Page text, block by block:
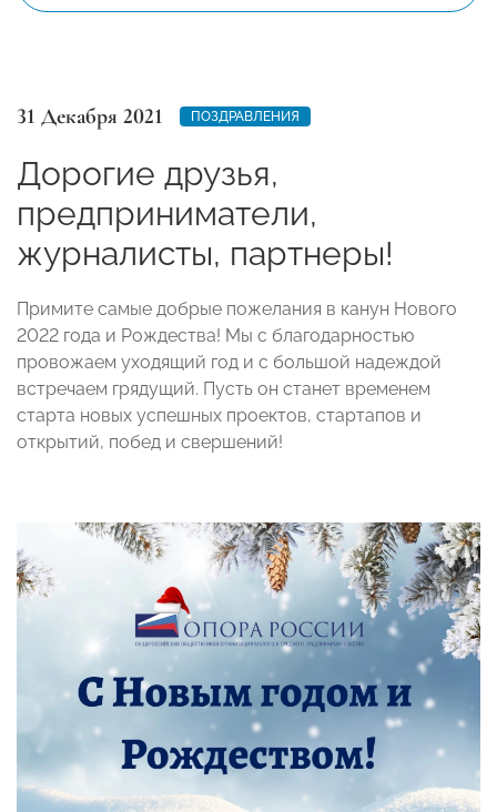
31 Декабря 2021 ПОЗДРАВЛЕНИЯ
Дорогие друзья,
предприниматели,
журналисты, партнеры!
Примите самые добрые пожелания в канун Нового
2022 года и Рождества! Мы с благодарностью
провожаем уходящий год и с большой надеждой
встречаем грядущий. Пусть он станет временем
старта новых успешных проектов, стартапов и
открытий, побед и свершений!